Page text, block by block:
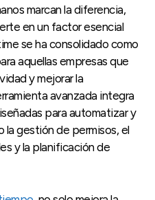
marcan la diferencia,
en un factor esencial
se ha consolidado como
aquellas empresas que
y mejorar la
avanzada integra
para automatizar y
la gestión de permisos, el
y la planificación de